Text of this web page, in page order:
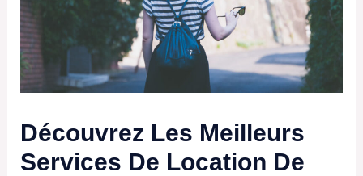
Découvrez Les Meilleurs
Services De Location De